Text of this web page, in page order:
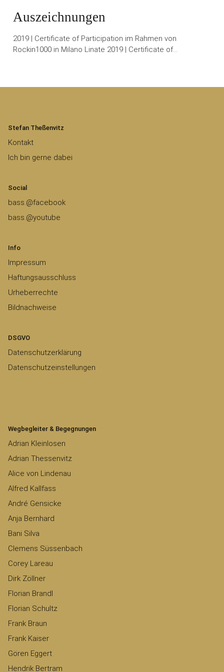
Auszeichnungen
2019 | Certificate of Participation im Rahmen von
Rockin1000 in Milano Linate 2019 | Certificate of…
Stefan Theßenvitz
Kontakt
Ich bin gerne dabei
Social
bass.@facebook
bass.@youtube
Info
Impressum
Haftungsausschluss
Urheberrechte
Bildnachweise
DSGVO
Datenschutzerklärung
Datenschutzeinstellungen
Wegbegleiter & Begegnungen
Adrian Kleinlosen
Adrian Thessenvitz
Alice von Lindenau
Alfred Kallfass
André Gensicke
Anja Bernhard
Bani Silva
Clemens Süssenbach
Corey Lareau
Dirk Zöllner
Florian Brandl
Florian Schultz
Frank Braun
Frank Kaiser
Gören Eggert
Hendrik Bertram